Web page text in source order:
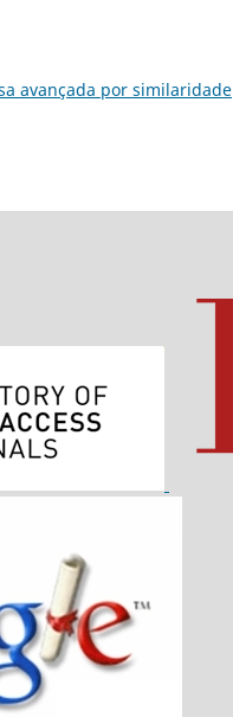
avançada por similaridade